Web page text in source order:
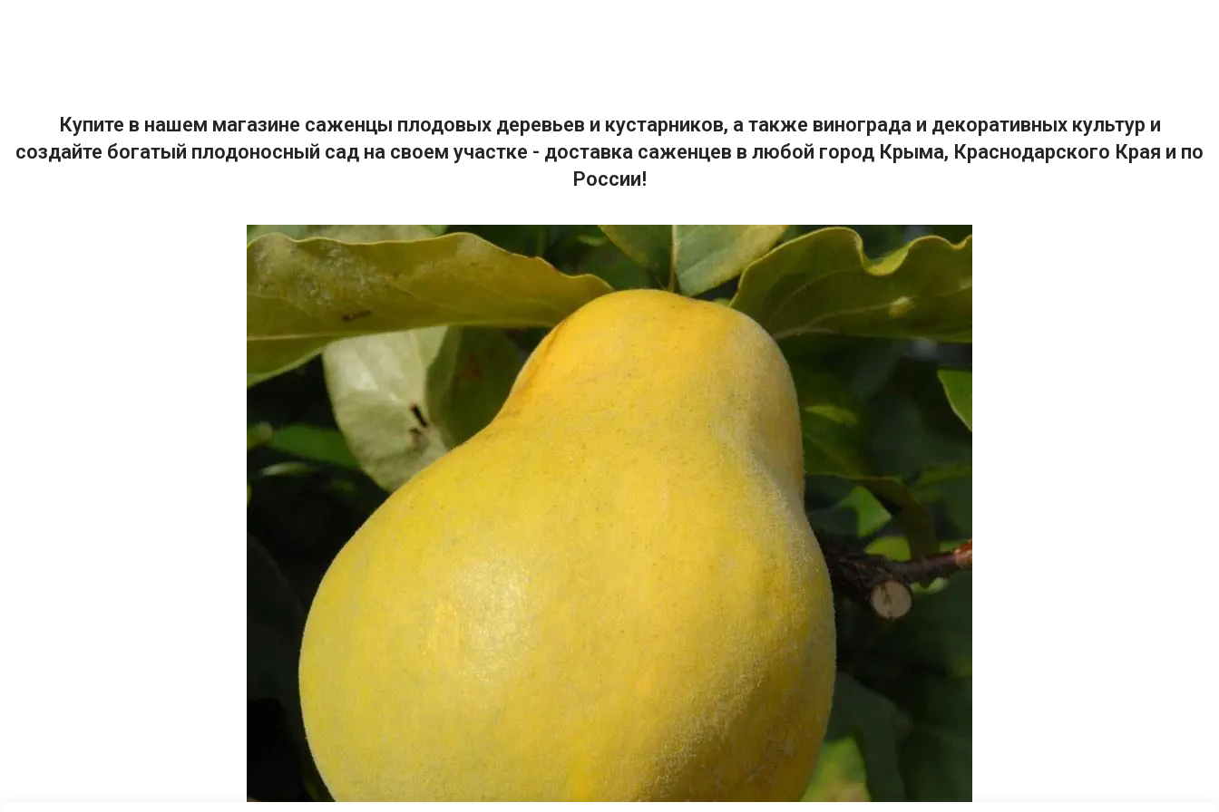
Купите в нашем магазине саженцы плодовых деревьев и кустарников, а также винограда и декоративных культур и
создайте богатый плодоносный сад на своем участке - доставка саженцев в любой город Крыма, Краснодарского Края и по
России!